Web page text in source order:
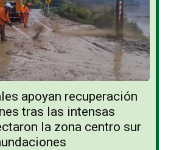
apoyan recuperación
tras las intensas
la zona centro sur